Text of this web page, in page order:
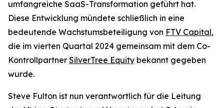
umfangreiche SaaS-Transformation geführt hat.
Diese Entwicklung mündete schließlich in eine
bedeutende Wachstumsbeteiligung von FTV Capital,
die im vierten Quartal 2024 gemeinsam mit dem Co-
Kontrollpartner SilverTree Equity bekannt gegeben
wurde.
Steve Fulton ist nun verantwortlich für die Leitung